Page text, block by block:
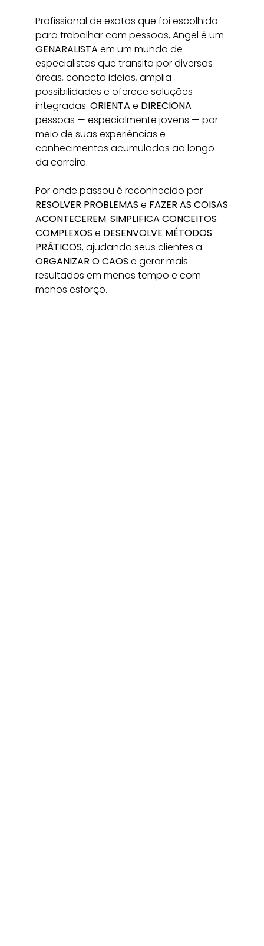
Profissional de exatas que foi escolhido
para trabalhar com pessoas, Angel é um
GENARALISTA em um mundo de
especialistas que transita por diversas
áreas, conecta ideias, amplia
possibilidades e oferece soluções
integradas. ORIENTA e DIRECIONA
pessoas — especialmente jovens — por
meio de suas experiências e
conhecimentos acumulados ao longo
da carreira.
Por onde passou é reconhecido por
RESOLVER PROBLEMAS e FAZER AS COISAS
ACONTECEREM. SIMPLIFICA CONCEITOS
COMPLEXOS e DESENVOLVE MÉTODOS
PRÁTICOS, ajudando seus clientes a
ORGANIZAR O CAOS e gerar mais
resultados em menos tempo e com
menos esforço.